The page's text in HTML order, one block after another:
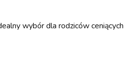
wybór dla rodziców ceniących